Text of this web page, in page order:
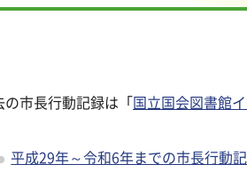
の市長行動記録は「国立国会図書館
平成29年～令和6年までの市長行動